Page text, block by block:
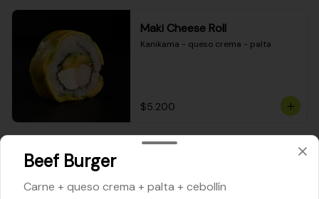
Maki Cheese Roll
Kanikama - queso crema - palta
$5.200
Beef Burger
Carne + queso crema + palta + cebollín